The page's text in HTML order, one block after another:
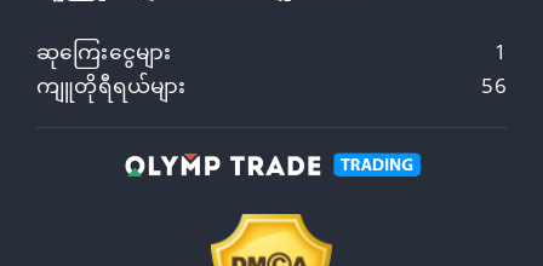
ဆုကြေးငွေများ
1
ကျူတိုရီရယ်များ
56